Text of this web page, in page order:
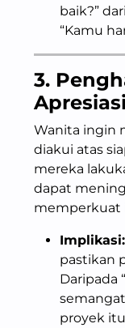
baik?”
“Kamu
3.
Wanita ingin
diakui atas
mereka
dapat
memperkuat
Implikasi:
pastikan
Daripada
proyek